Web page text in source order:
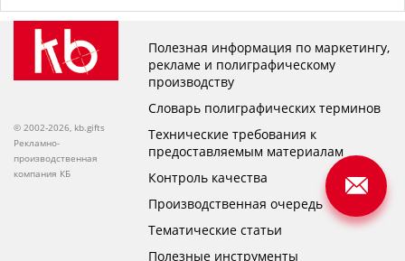
© 2002-2026, kb.gifts
Рекламно-
производственная
компания КБ
Полезная информация по маркетингу,
рекламе и полиграфическому
производству
Словарь полиграфических терминов
Технические требования к
предоставляемым материалам
Контроль качества
Производственная очередь
Тематические статьи
Полезные инструменты